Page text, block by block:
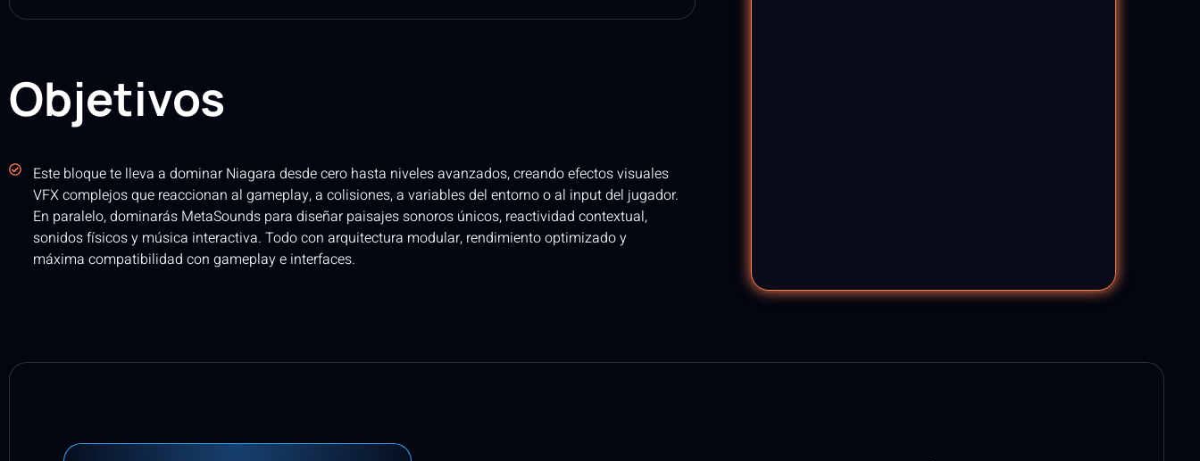
Objetivos
Este bloque te lleva a dominar Niagara desde cero hasta niveles avanzados, creando efectos visuales
VFX complejos que reaccionan al gameplay, a colisiones, a variables del entorno o al input del jugador.
En paralelo, dominarás MetaSounds para diseñar paisajes sonoros únicos, reactividad contextual,
sonidos físicos y música interactiva. Todo con arquitectura modular, rendimiento optimizado y
máxima compatibilidad con gameplay e interfaces.